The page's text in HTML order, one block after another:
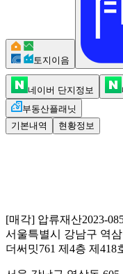
토지이음
네이버 단지정보
부동산플래닛
기본내역
현황정보
[매각] 압류재산2023-
서울특별시 강남구 역
더써밋761 제4층 제418